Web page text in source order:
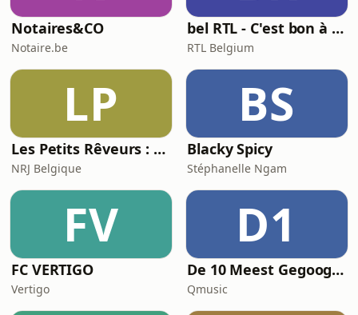
moeten verkopen. Ze maken deel uit
van de eerste Flandriens, zitten aan
Notaires&CO
Notaire.be
bel RTL - C'est bon à savoir
RTL Belgium
LP
Les Petits Rêveurs : histoires et aventures pour enfants
NRJ Belgique
BS
Blacky Spicy
Stéphanelle Ngam
FV
FC VERTIGO
Vertigo
D1
De 10 Meest Gegoogelde Vragen Over…
Qmusic